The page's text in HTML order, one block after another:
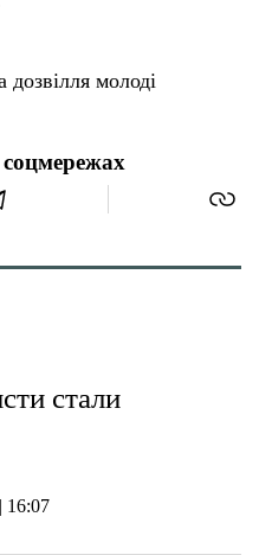
молоді
стали
16:07